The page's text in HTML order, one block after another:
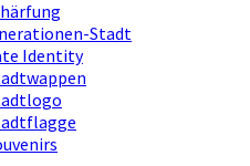
Stadt
Identity